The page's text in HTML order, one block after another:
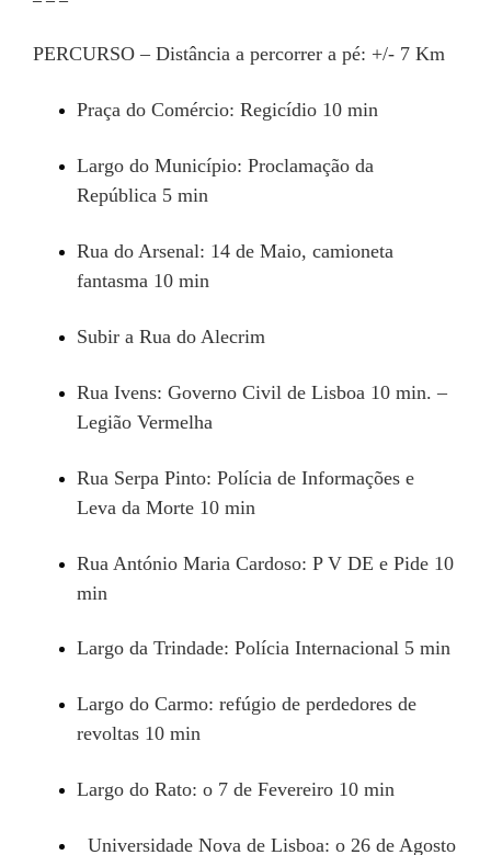
PERCURSO – Distância a percorrer a pé: +/- 7 Km
Praça do Comércio: Regicídio 10 min
Largo do Município: Proclamação da
República 5 min
Rua do Arsenal: 14 de Maio, camioneta
fantasma 10 min
Subir a Rua do Alecrim
Rua Ivens: Governo Civil de Lisboa 10 min. –
Legião Vermelha
Rua Serpa Pinto: Polícia de Informações e
Leva da Morte 10 min
Rua António Maria Cardoso: P V DE e Pide 10
min
Largo da Trindade: Polícia Internacional 5 min
Largo do Carmo: refúgio de perdedores de
revoltas 10 min
Largo do Rato: o 7 de Fevereiro 10 min
Universidade Nova de Lisboa: o 26 de Agosto